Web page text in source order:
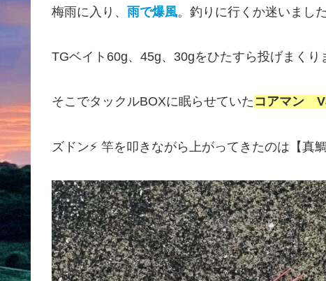
梅雨に入り、 雨で爆風。釣りに行くか迷いまし
TGベイト60g、45g、30gをひたすら投げまくり
そこでタックルBOXに眠らせていた コアマン
ズドン⚡️ 竿を叩きながら上がってきたのは【真